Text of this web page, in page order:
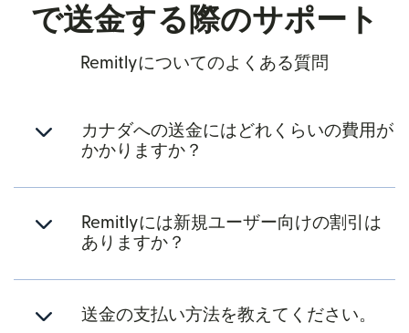
で送金する際のサポート
Remitlyについてのよくある質問
カナダへの送金にはどれくらいの費用が
かかりますか？
Remitlyには新規ユーザー向けの割引は
ありますか？
送金の支払い方法を教えてください。